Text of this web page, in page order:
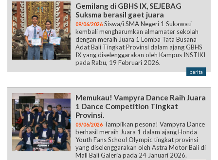
Gemilang di GBHS IX, SEJEBAG
Suksma berasil gaet juara
09/06/2026 Siswa/i SMA Negeri 1 Sukawati
kembali mengharumkan almamater sekolah
dengan meraih Juara 1 Lomba Tata Busana
Adat Bali Tingkat Provinsi dalam ajang GBHS
IX yang diselenggarakan oleh Kampus INSTIKI
pada Rabu, 19 Februari 2026.
berita
Memukau! Vampyra Dance Raih Juara
1 Dance Competition Tingkat
Provinsi.
09/06/2026 Tampilkan pesona! Vampyra Dance
berhasil meraih Juara 1 dalam ajang Honda
Youth Fans School Olympic tingkat provinsi
yang diselenggarakan oleh Astra Motor Bali di
Mall Bali Galeria pada 24 Januari 2026.